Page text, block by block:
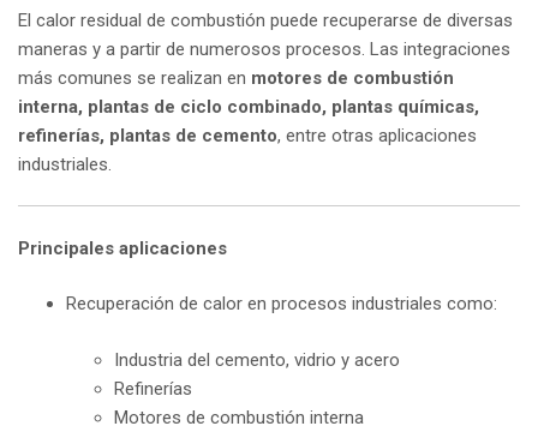
El calor residual de combustión puede recuperarse de diversas
maneras y a partir de numerosos procesos. Las integraciones
más comunes se realizan en motores de combustión
interna, plantas de ciclo combinado, plantas químicas,
refinerías, plantas de cemento, entre otras aplicaciones
industriales.
Principales aplicaciones
Recuperación de calor en procesos industriales como:
Industria del cemento, vidrio y acero
Refinerías
Motores de combustión interna